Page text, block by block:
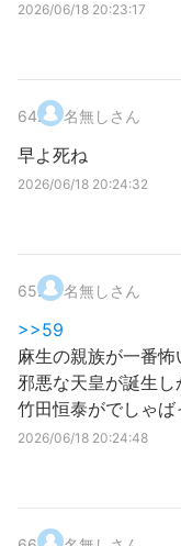
2026/06/18 20:23:17
64. 名無しさん
早よ死ね
2026/06/18 20:24:32
65. 名無しさん
>>59
麻生の親族が一番怖
邪悪な天皇が誕生し
竹田恒泰がでしゃ
2026/06/18 20:24:48